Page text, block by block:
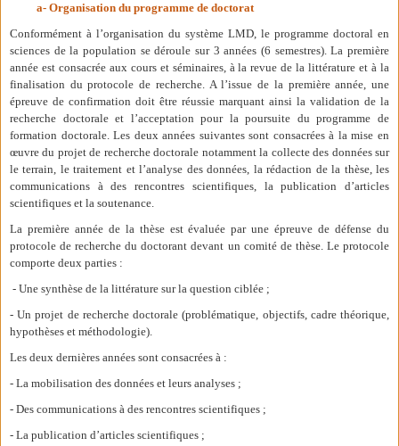
a- Organisation du programme de doctorat
Conformément à l’organisation du système LMD, le programme doctoral en
sciences de la population se déroule sur 3 années (6 semestres). La première
année est consacrée aux cours et séminaires, à la revue de la littérature et à la
finalisation du protocole de recherche. A l’issue de la première année, une
épreuve de confirmation doit être réussie marquant ainsi la validation de la
recherche doctorale et l’acceptation pour la poursuite du programme de
formation doctorale. Les deux années suivantes sont consacrées à la mise en
œuvre du projet de recherche doctorale notamment la collecte des données sur
le terrain, le traitement et l’analyse des données, la rédaction de la thèse, les
communications à des rencontres scientifiques, la publication d’articles
scientifiques et la soutenance.
La première année de la thèse est évaluée par une épreuve de défense du
protocole de recherche du doctorant devant un comité de thèse. Le protocole
comporte deux parties :
- Une synthèse de la littérature sur la question ciblée ;
- Un projet de recherche doctorale (problématique, objectifs, cadre théorique,
hypothèses et méthodologie).
Les deux dernières années sont consacrées à :
- La mobilisation des données et leurs analyses ;
- Des communications à des rencontres scientifiques ;
- La publication d’articles scientifiques ;